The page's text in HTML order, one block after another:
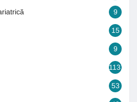
9
15
9
1131
53